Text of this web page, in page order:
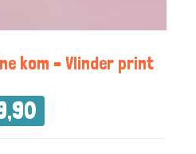
kom – Vlinder print